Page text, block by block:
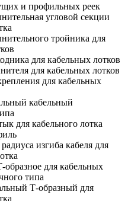
и профильных реек
угловой секции
тройника для
для кабельных лотков
для кабельных лотков
для кабельных
кабельный
для кабельного лотка
изгиба кабеля для
образное для кабельных
типа
Т-образный для